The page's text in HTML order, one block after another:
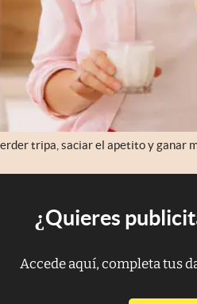
tripa, saciar el apetito y ganar
¿Quieres
Accede aquí, completa tus